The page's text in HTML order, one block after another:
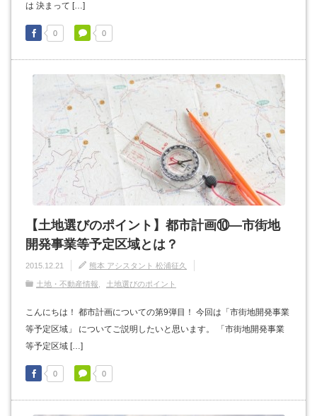
は 決まって […]
0 0
【土地選びのポイント】都市計画⑩―市街地
開発事業等予定区域とは？
2015.12.21 熊本 アシスタント 松浦征久
土地・不動産情報 土地選びのポイント
こんにちは！ 都市計画についての第9弾目！ 今回は「市街地開発事業
等予定区域」 についてご説明したいと思います。 「市街地開発事業
等予定区域 […]
0 0